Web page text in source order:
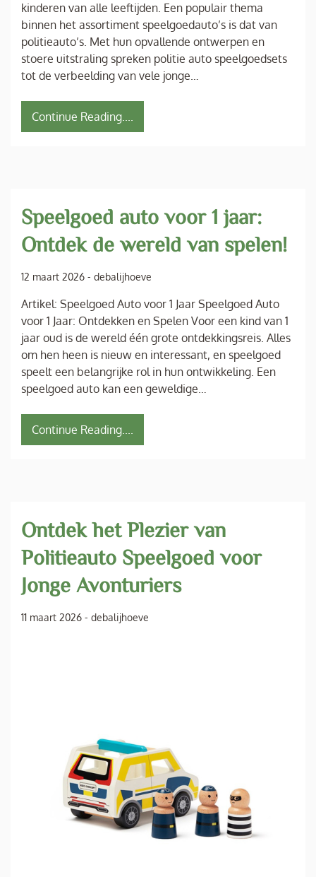
kinderen van alle leeftijden. Een populair thema
binnen het assortiment speelgoedauto’s is dat van
politieauto’s. Met hun opvallende ontwerpen en
stoere uitstraling spreken politie auto speelgoedsets
tot de verbeelding van vele jonge…
Continue Reading....
Speelgoed auto voor 1 jaar:
Ontdek de wereld van spelen!
12 maart 2026 - debalijhoeve
Artikel: Speelgoed Auto voor 1 Jaar Speelgoed Auto
voor 1 Jaar: Ontdekken en Spelen Voor een kind van 1
jaar oud is de wereld één grote ontdekkingsreis. Alles
om hen heen is nieuw en interessant, en speelgoed
speelt een belangrijke rol in hun ontwikkeling. Een
speelgoed auto kan een geweldige…
Continue Reading....
Ontdek het Plezier van
Politieauto Speelgoed voor
Jonge Avonturiers
11 maart 2026 - debalijhoeve